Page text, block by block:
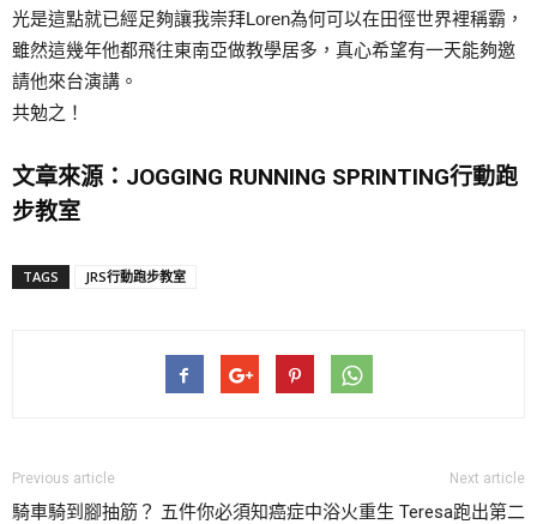
光是這點就已經足夠讓我崇拜Loren為何可以在田徑世界裡稱霸，
雖然這幾年他都飛往東南亞做教學居多，真心希望有一天能夠邀
請他來台演講。
共勉之！
文章來源：JOGGING RUNNING SPRINTING行動跑
步教室
TAGS JRS行動跑步教室
Previous article
騎車騎到腳抽筋？ 五件你必須知
Next article
癌症中浴火重生 Teresa跑出第二